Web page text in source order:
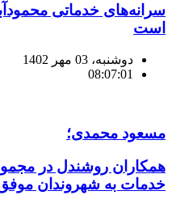
سرانه‌های خدماتی
است
دوشنبه، 03 مهر 1402
08:07:01
مسعود محمدی؛
همکاران روشندل در
خدمات به شهروندان موفق